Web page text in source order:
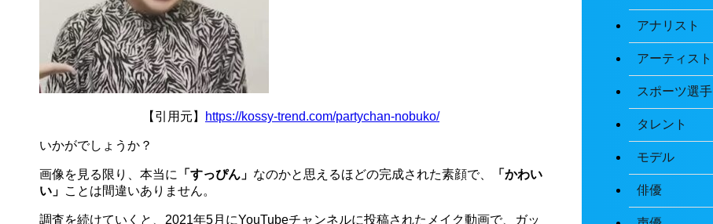
【引用元】 https://kossy-trend.com/partychan-nobuko/
いかがでしょうか？
画像を見る限り、本当に 「すっぴん」 なのかと思えるほどの完成された素顔で、
「かわい
い」 ことは間違いありません。
調査を続けていくと、2021年5月にYouTubeチャンネルに投稿されたメイク動画で、ガッ
アナリスト
アーティスト
スポーツ選手
タレント
モデル
俳優